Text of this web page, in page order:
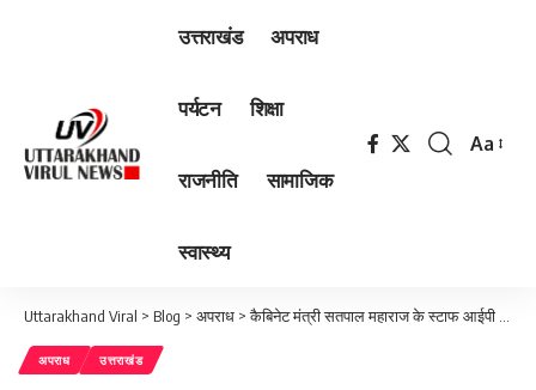
उत्तराखंड अपराध
पर्यटन शिक्षा
राजनीति सामाजिक
स्वास्थ्य
Font
Aa
Uttarakhand Viral > Blog > अपराध >कैबिनेट मंत्री सतपाल महाराज के स्टाफ आईपी सिंह व मुख्य अभियंता अयाज अहमद के खिलाफ मुकदमा दर्ज
अपराध उत्तराखंड